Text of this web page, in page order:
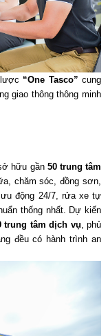
“One Tasco” cung
giao thông thông minh
hữu gần50 trung tâm
chăm sóc, đồng sơn,
động 24/7, rửa xe tự
thống nhất. Dự kiến
trung tâm dịch vụ , phủ
đều có hành trình an